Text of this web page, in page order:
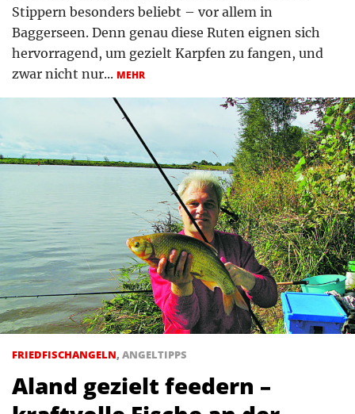
Stippern besonders beliebt – vor allem in
Baggerseen. Denn genau diese Ruten eignen sich
hervorragend, um gezielt Karpfen zu fangen, und
zwar nicht nur... MEHR
FRIEDFISCHANGELN, ANGELTIPPS
Aland gezielt feedern –